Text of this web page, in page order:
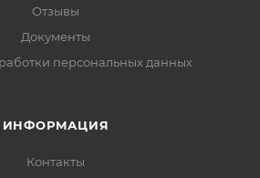
Отзывы
Документы
персональных данных
ИНФОРМАЦИЯ
Контакты